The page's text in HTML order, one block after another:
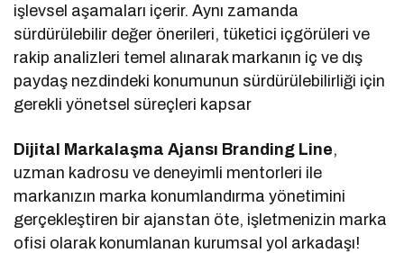
işlevsel aşamaları içerir. Aynı zamanda
sürdürülebilir değer önerileri, tüketici içgörüleri ve
rakip analizleri temel alınarak markanın iç ve dış
paydaş nezdindeki konumunun sürdürülebilirliği için
gerekli yönetsel süreçleri kapsar
Dijital Markalaşma Ajansı Branding Line,
uzman kadrosu ve deneyimli mentorleri ile
markanızın marka konumlandırma yönetimini
gerçekleştiren bir ajanstan öte, işletmenizin marka
ofisi olarak konumlanan kurumsal yol arkadaşı!